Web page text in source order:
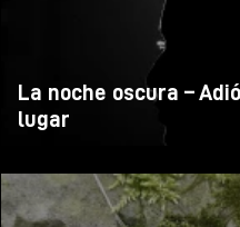
La noche oscura –
lugar